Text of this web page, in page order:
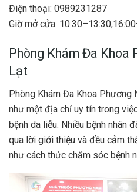
Điện thoại: 0989231287
Giờ mở cửa:
Phòng Khám Đa Khoa
Lạt
Phòng Khám Đa Khoa
như một địa chỉ uy tín trong
bệnh da liễu. Nhiều bệnh nhân
qua lời giới thiệu và đều cảm
như cách thức chăm sóc bệnh